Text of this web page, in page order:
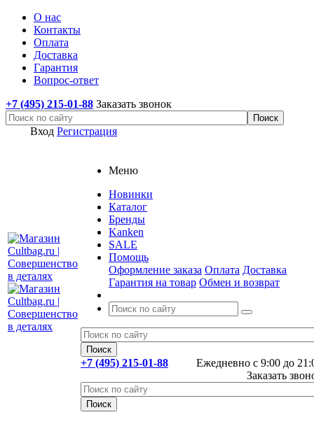
О нас
Контакты
Оплата
Доставка
Гарантия
Вопрос-ответ
+7 (495) 215-01-88 Заказать звонок
Вход Регистрация
Меню
Новинки
Каталог
Бренды
Kanken
SALE
Помощь
Оформление заказа Оплата Доставка
Гарантия на товар Обмен и возврат
Ежедневно с 9:00 до
+7 (495) 215-01-88
Заказать